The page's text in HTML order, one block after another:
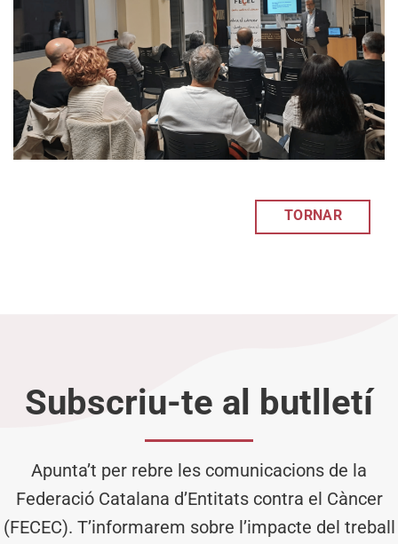
TORNAR
Subscriu-te al butlletí
Apunta’t per rebre les comunicacions de la
Federació Catalana d’Entitats contra el Càncer
(FECEC). T’informarem sobre l’impacte del treball